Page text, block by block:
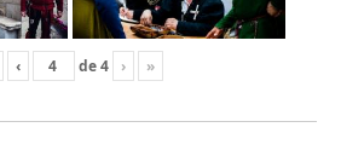
‹ de4 › »